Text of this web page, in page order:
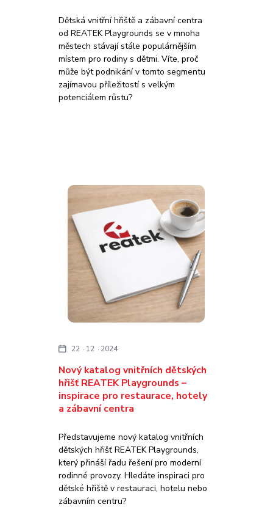
Dětská vnitřní hřiště a zábavní centra
od REATEK Playgrounds se v mnoha
městech stávají stále populárnějším
místem pro rodiny s dětmi. Víte, proč
může být podnikání v tomto segmentu
zajímavou příležitostí s velkým
potenciálem růstu?
Nový katalog vnitřních dětských
hřišť REATEK Playgrounds –
inspirace pro restaurace, hotely
a zábavní centra
22 12 2024
Představujeme nový katalog vnitřních
dětských hřišť REATEK Playgrounds,
který přináší řadu řešení pro moderní
rodinné provozy. Hledáte inspiraci pro
dětské hřiště v restauraci, hotelu nebo
zábavním centru?